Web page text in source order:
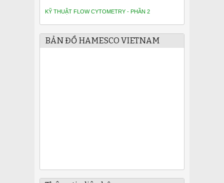
KỸ THUẬT FLOW CYTOMETRY - PHẦN 2
BẢN ĐỒ HAMESCO VIETNAM